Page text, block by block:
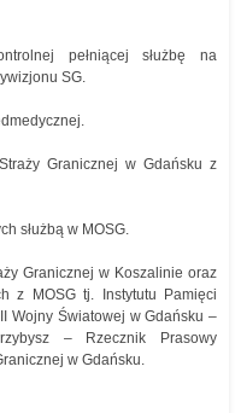
pełniącej służbę na
SG.
Granicznej w Gdańsku z
służbą w MOSG.
Granicznej w Koszalinie oraz
z MOSG tj. Instytutu Pamięci
Wojny Światowej w Gdańsku –
– Rzecznik Prasowy
w Gdańsku.